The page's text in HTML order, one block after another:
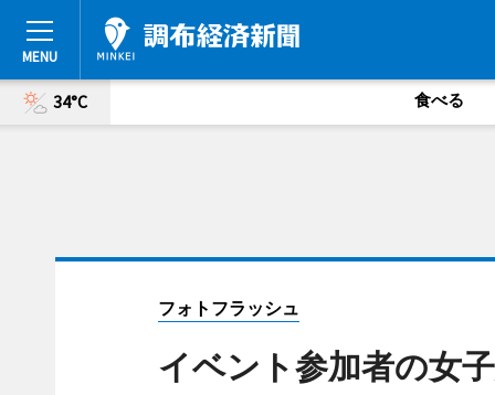
34°C 食べる
フォトフラッシュ
イベント参加者の女